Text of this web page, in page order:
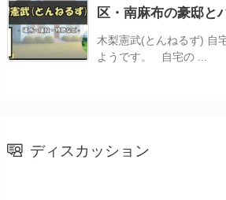
区・南麻布の豪邸と
木梨憲武(とんねるず) 自
ようです。 自宅の ...
ディスカッション